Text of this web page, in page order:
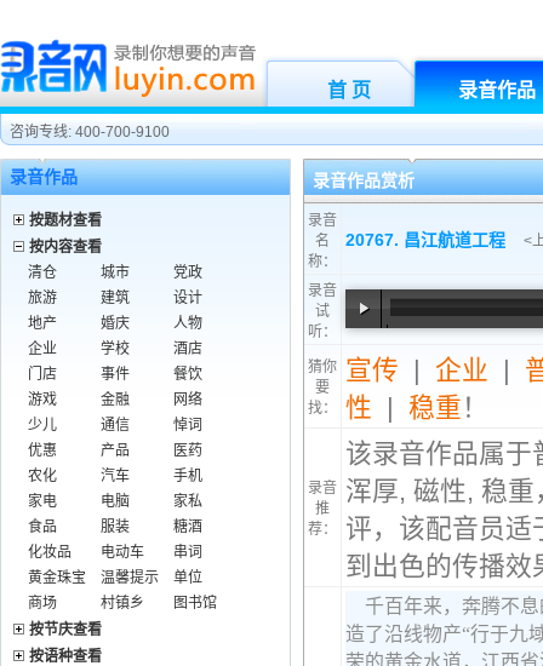
首 页 录音作品
咨询专线: 400-700-9100
录音作品
按题材查看
按内容查看
清仓
城市
党政
旅游
建筑
设计
地产
婚庆
人物
企业
学校
酒店
门店
事件
餐饮
游戏
金融
网络
少儿
通信
悼词
优惠
产品
医药
农化
汽车
手机
家电
电脑
家私
食品
服装
糖酒
化妆品
电动车
串词
黄金珠宝
温馨提示
单位
商场
村镇乡
图书馆
按节庆查看
按语种查看
录音作品赏析
录音
名
称：
20767. 昌江航道工程 <
录音
试
听：
猜你
要
找：
宣传 | 企业 |
性 | 稳重 ！
录音
推
荐：
该录音作品属于
浑厚, 磁性, 稳
评，该配音员适
到出色的传播效